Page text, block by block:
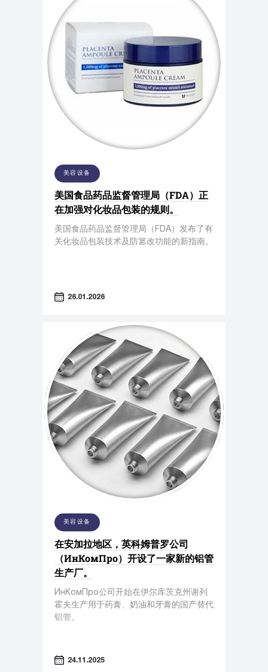
美容设备
美国食品药品监督管理局（FDA）正
在加强对化妆品包装的规则。
美国食品药品监督管理局（FDA）发布了有
关化妆品包装技术及防篡改功能的新指南。
26.01.2026
美容设备
在安加拉地区，英科姆普罗公司
（ИнКомПро）开设了一家新的铝管
生产厂。
ИнКомПро公司开始在伊尔库茨克州谢列
霍夫生产用于药膏、奶油和牙膏的国产替代
铝管。
24.11.2025